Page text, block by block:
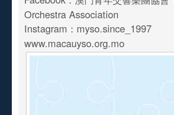
Orchestra Association
Instagram：myso.since_1997
www.macauyso.org.mo